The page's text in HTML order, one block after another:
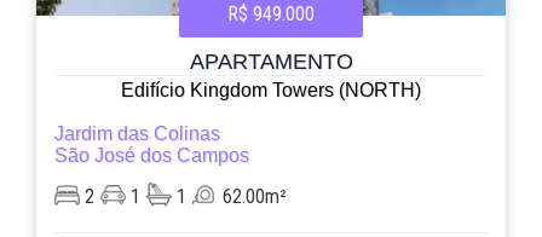
R$ 949.000
APARTAMENTO
Edifício Kingdom Towers (NORTH)
Jardim das Colinas
São José dos Campos
2 1 1 62.00m²